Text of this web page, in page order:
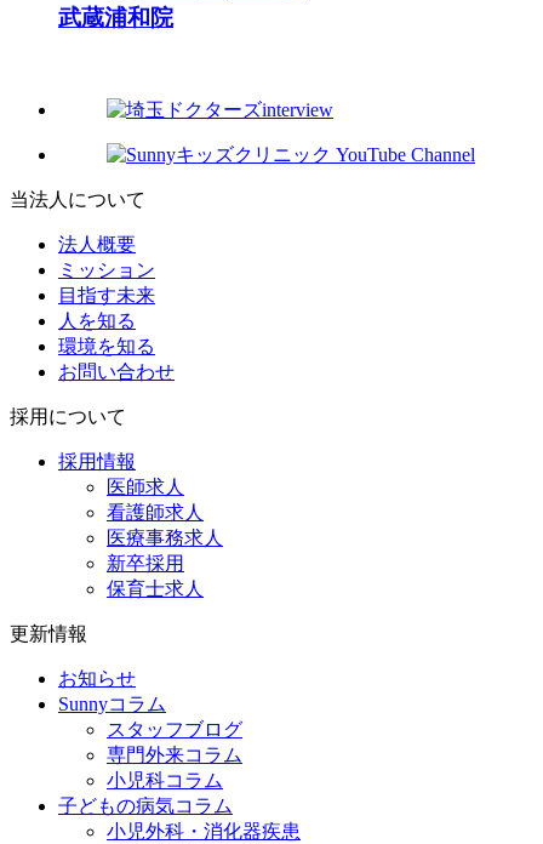
武蔵浦和院
当法人について
法人概要
ミッション
目指す未来
人を知る
環境を知る
お問い合わせ
採用について
採用情報
医師求人
看護師求人
医療事務求人
新卒採用
保育士求人
更新情報
お知らせ
Sunnyコラム
スタッフブログ
専門外来コラム
小児科コラム
子どもの病気コラム
小児外科・消化器疾患